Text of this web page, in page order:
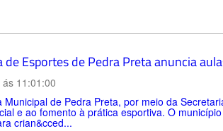
de Esportes de Pedra Preta anuncia
11:01:00
Municipal de Pedra Preta, por meio da
e ao fomento à prática esportiva. O
crian&cced...